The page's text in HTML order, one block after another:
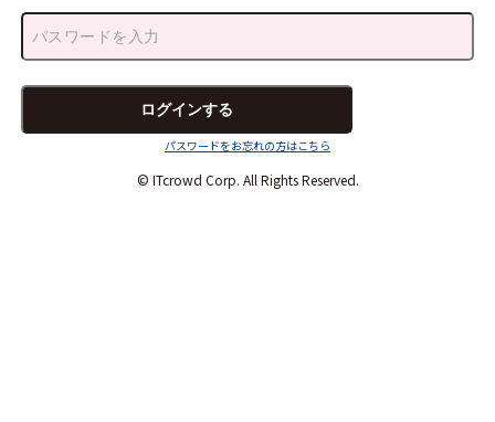
パスワードをお忘れの方はこちら
© ITcrowd Corp. All Rights Reserved.